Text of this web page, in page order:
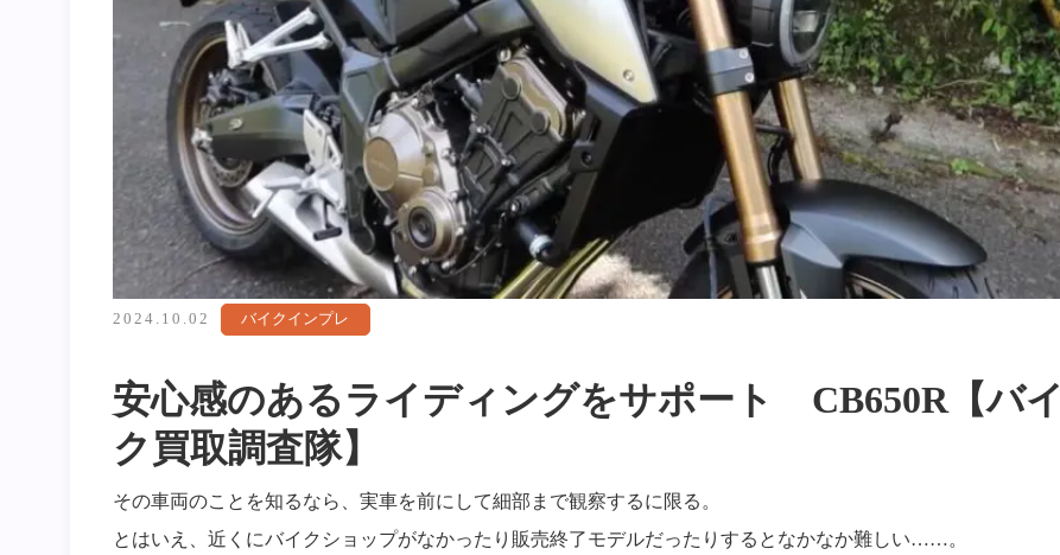
2024.10.02 バイクインプレ
安心感のあるライディングをサポート CB650R【バイ
ク買取調査隊】
その車両のことを知るなら、実車を前にして細部まで観察するに限る。
とはいえ、近くにバイクショップがなかったり販売終了モデルだったりするとなかなか難しい……。